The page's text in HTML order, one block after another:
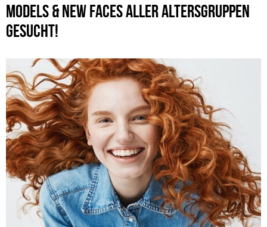
MODELS & NEW FACES ALLER ALTERSGRUPPEN
GESUCHT!